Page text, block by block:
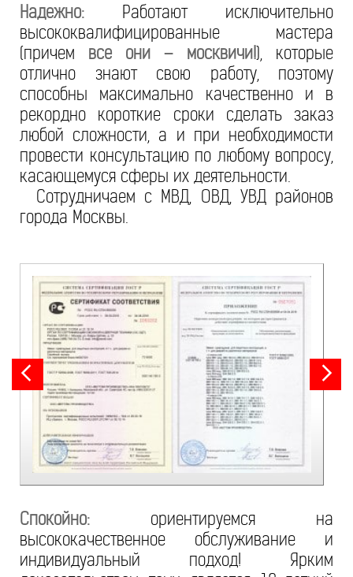
Надежно: Работают исключительно
высококвалифицированные мастера
(причем все они – москвичи!), которые
отлично знают свою работу, поэтому
способны максимально качественно и в
рекордно короткие сроки сделать заказ
любой сложности, а и при необходимости
провести консультацию по любому вопросу,
касающемуся сферы их деятельности.
Сотрудничаем с МВД, ОВД, УВД районов
города Москвы.
Спокойно: ориентируемся на
высококачественное обслуживание и
индивидуальный подход! Ярким